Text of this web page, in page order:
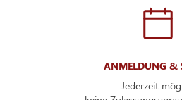
ANMELDUNG &
Jederzeit